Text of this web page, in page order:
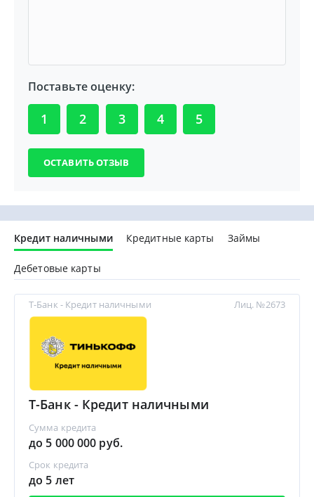
Поставьте оценку:
1 2 3 4 5
Кредит наличными Кредитные карты Займы
Дебетовые карты
Т-Банк - Кредит наличными
Т-Банк - Кредит наличными
Сумма кредита
до 5 000 000 руб.
Срок кредита
до 5 лет
Лиц. №2673